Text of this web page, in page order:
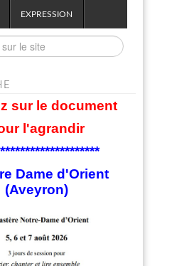
EXPRESSION
sur le document
l'agrandir
Dame d'Orient
(Aveyron)